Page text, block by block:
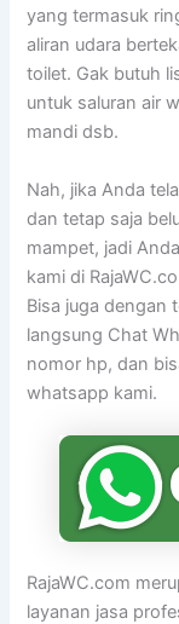
yang termasuk
aliran udara
toilet. Gak butuh
untuk saluran air
mandi dsb.
Nah, jika Anda
dan tetap saja
mampet, jadi
kami di
Bisa juga dengan
langsung Chat
nomor hp, dan
whatsapp kami.
RajaWC.com
layanan jasa